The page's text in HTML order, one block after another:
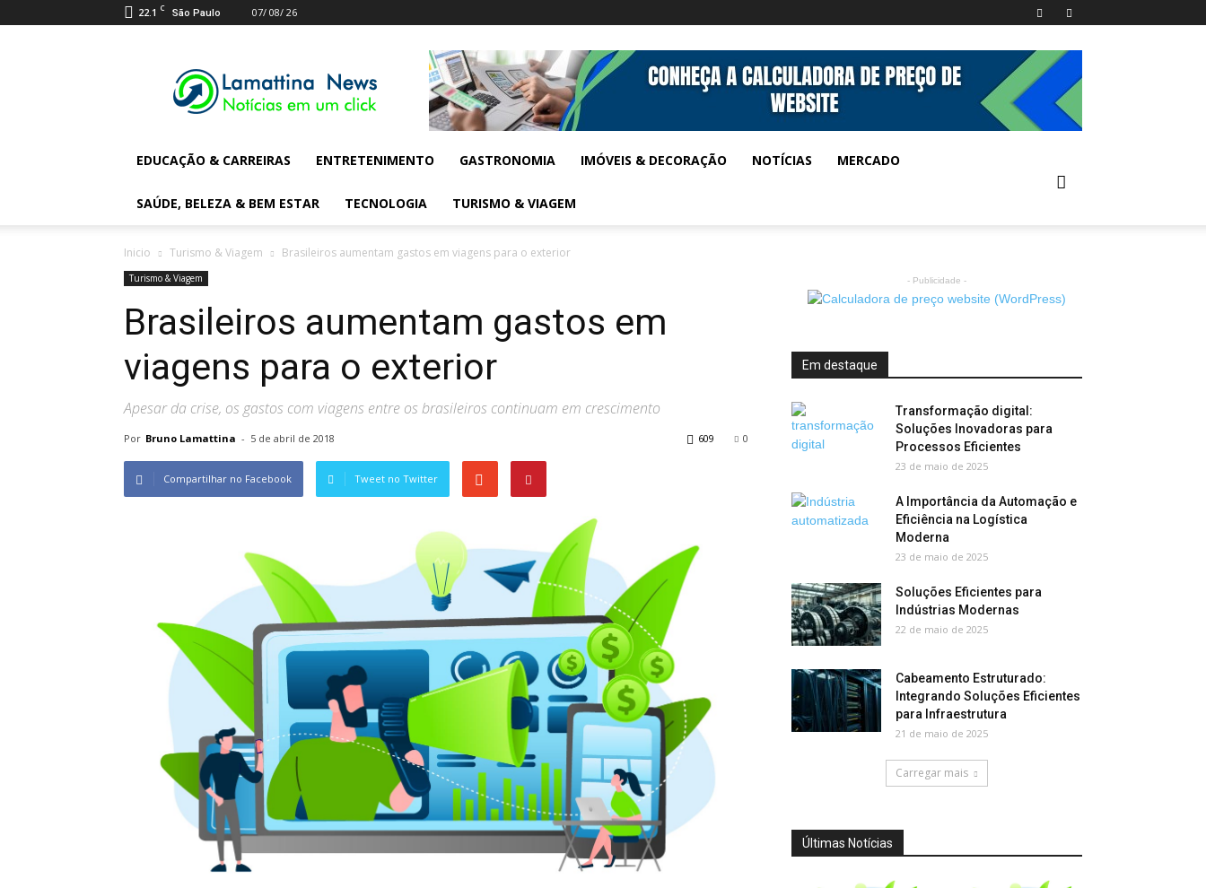
22.1 C São Paulo 07/ 08/ 26
Digital
News
EDUCAÇÃO & CARREIRAS ENTRETENIMENTO GASTRONOMIA IMÓVEIS & DECORAÇÃO NOTÍCIAS MERCADO
SAÚDE, BELEZA & BEM ESTAR TECNOLOGIA TURISMO & VIAGEM
Inicio Turismo & Viagem Brasileiros aumentam gastos em viagens para o exterior
Turismo & Viagem
Brasileiros aumentam gastos em
viagens para o exterior
Apesar da crise, os gastos com viagens entre os brasileiros continuam em crescimento
Por Bruno Lamattina - 5 de abril de 2018 0
609
Compartilhar no Facebook Tweet no Twitter
- Publicidade -
Em destaque
Transformação digital:
Soluções Inovadoras para
Processos Eficientes
23 de maio de 2025
A Importância da Automação e
Eficiência na Logística
Moderna
23 de maio de 2025
Soluções Eficientes para
Indústrias Modernas
22 de maio de 2025
Cabeamento Estruturado:
Integrando Soluções Eficientes
para Infraestrutura
21 de maio de 2025
Carregar mais
Últimas Notícias